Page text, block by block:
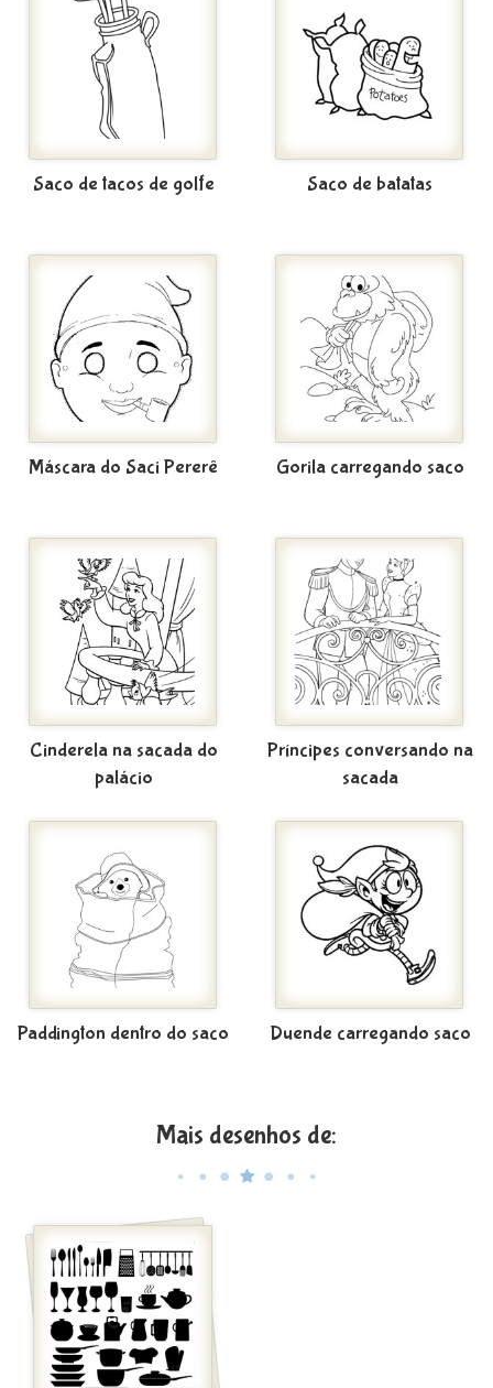
Saco de tacos de golfe Saco de batatas
Máscara do Saci Pererê Gorila carregando saco
Cinderela na sacada do
palácio
Príncipes conversando na
sacada
Paddington dentro do saco Duende carregando saco
Mais desenhos de: